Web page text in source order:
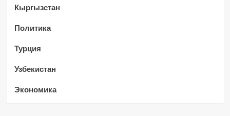
Кыргызстан
Политика
Турция
Узбекистан
Экономика